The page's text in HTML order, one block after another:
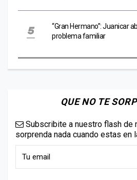
“Gran Hermano”: Juanicar
problema familiar
QUE NO TE
Subscribite a nuestro flash de
sorprenda nada cuando estas en